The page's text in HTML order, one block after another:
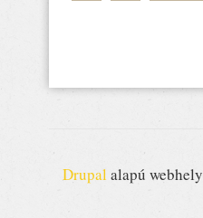
Drupal alapú webhely